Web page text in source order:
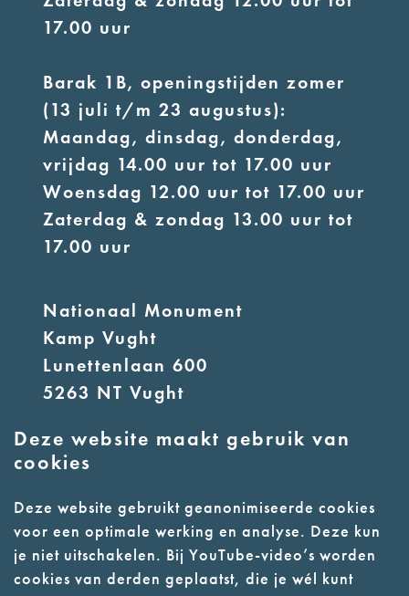
Deze website maakt gebruik van
cookies
Deze website gebruikt geanonimiseerde cookies
voor een optimale werking en analyse. Deze kun
je niet uitschakelen. Bij YouTube-video’s worden
cookies van derden geplaatst, die je wél kunt
17.00 uur
Barak 1B, openingstijden zomer
(13 juli t/m 23 augustus):
Maandag, dinsdag, donderdag,
vrijdag 14.00 uur tot 17.00 uur
Woensdag 12.00 uur tot 17.00 uur
Zaterdag & zondag 13.00 uur tot
17.00 uur
Nationaal Monument
Kamp Vught
Lunettenlaan 600
5263 NT Vught
E:info@nmkampvught.nl
- Parkeer in de vakken of in de
parkeergarage (begane grond)